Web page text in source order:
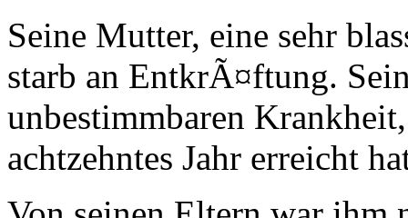
Seine Mutter, eine sehr
starb an EntkrÃ¤ftung.
unbestimmbaren
achtzehntes Jahr erreicht